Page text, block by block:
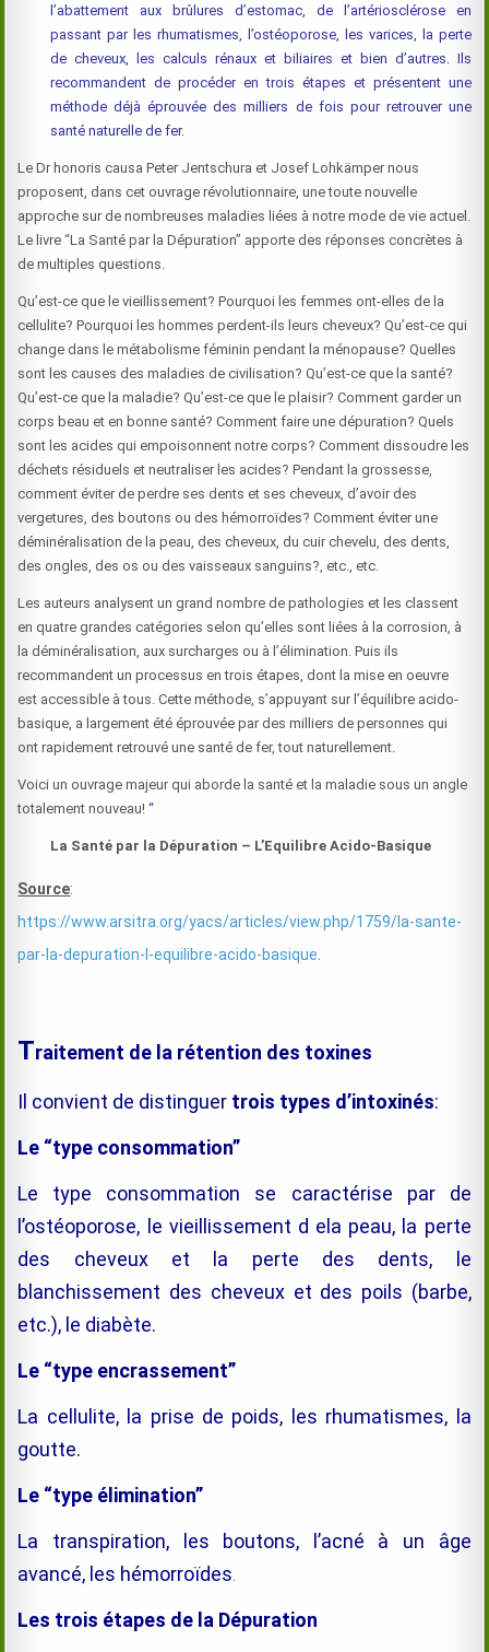
l’abattement aux brûlures d’estomac, de l’artériosclérose en
passant par les rhumatismes, l’ostéoporose, les varices, la perte
de cheveux, les calculs rénaux et biliaires et bien d’autres. Ils
recommandent de procéder en trois étapes et présentent une
méthode déjà éprouvée des milliers de fois pour retrouver une
santé naturelle de fer.
Le Dr honoris causa Peter Jentschura et Josef Lohkämper nous
proposent, dans cet ouvrage révolutionnaire, une toute nouvelle
approche sur de nombreuses maladies liées à notre mode de vie actuel.
Le livre “La Santé par la Dépuration” apporte des réponses concrètes à
de multiples questions.
Qu’est-ce que le vieillissement? Pourquoi les femmes ont-elles de la
cellulite? Pourquoi les hommes perdent-ils leurs cheveux? Qu’est-ce qui
change dans le métabolisme féminin pendant la ménopause? Quelles
sont les causes des maladies de civilisation? Qu’est-ce que la santé?
Qu’est-ce que la maladie? Qu’est-ce que le plaisir? Comment garder un
corps beau et en bonne santé? Comment faire une dépuration? Quels
sont les acides qui empoisonnent notre corps? Comment dissoudre les
déchets résiduels et neutraliser les acides? Pendant la grossesse,
comment éviter de perdre ses dents et ses cheveux, d’avoir des
vergetures, des boutons ou des hémorroïdes? Comment éviter une
déminéralisation de la peau, des cheveux, du cuir chevelu, des dents,
des ongles, des os ou des vaisseaux sanguins?, etc., etc.
Les auteurs analysent un grand nombre de pathologies et les classent
en quatre grandes catégories selon qu’elles sont liées à la corrosion, à
la déminéralisation, aux surcharges ou à l’élimination. Puis ils
recommandent un processus en trois étapes, dont la mise en oeuvre
est accessible à tous. Cette méthode, s’appuyant sur l’équilibre acido-
basique, a largement été éprouvée par des milliers de personnes qui
ont rapidement retrouvé une santé de fer, tout naturellement.
Voici un ouvrage majeur qui aborde la santé et la maladie sous un angle
totalement nouveau!“
La Santé par la Dépuration – L’Equilibre Acido-Basique
Source:
https://www.arsitra.org/yacs/articles/view.php/1759/la-sante-
par-la-depuration-l-equilibre-acido-basique
Traitement de la rétention des toxines
Il convient de distinguer trois types d’intoxinés:
Le “type consommation”
Le type consommation se caractérise par de
l’ostéoporose, le vieillissement d ela peau, la perte
des cheveux et la perte des dents, le
blanchissement des cheveux et des poils (barbe,
etc.), le diabète.
Le “type encrassement”
La cellulite, la prise de poids, les rhumatismes, la
goutte.
Le “type élimination”
La transpiration, les boutons, l’acné à un âge
avancé, les hémorroïdes
Les trois étapes de la Dépuration